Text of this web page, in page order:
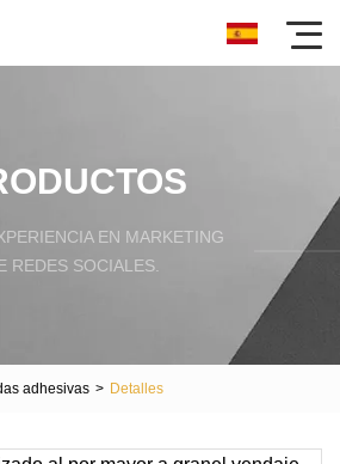
EN MARKETING
REDES SOCIALES.
adhesivas > Detalles